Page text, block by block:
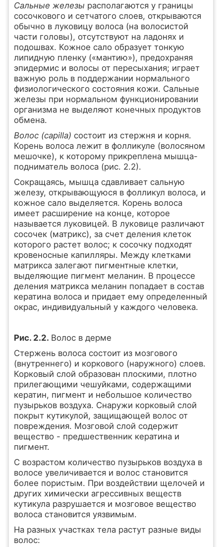
Сальные железы располагаются у границы
сосочкового и сетчатого слоев, открываются
обычно в луковицу волоса (на волосистой
части головы), отсутствуют на ладонях и
подошвах. Кожное сало образует тонкую
липидную пленку («мантию»), предохраняя
эпидермис и волосы от пересыхания; играет
важную роль в поддержании нормального
физиологического состояния кожи. Сальные
железы при нормальном функционировании
организма не выделяют конечных продуктов
обмена.
Волос (capilla) состоит из стержня и корня.
Корень волоса лежит в фолликуле (волосяном
мешочке), к которому прикреплена мышца-
подниматель волоса (рис. 2.2).
Сокращаясь, мышца сдавливает сальную
железу, открывающуюся в фолликул волоса, и
кожное сало выделяется. Корень волоса
имеет расширение на конце, которое
называется луковицей. В луковице различают
сосочек (матрикс), за счет деления клеток
которого растет волос; к сосочку подходят
кровеносные капилляры. Между клетками
матрикса залегают пигментные клетки,
выделяющие пигмент меланин. В процессе
деления матрикса меланин попадает в состав
кератина волоса и придает ему определенный
окрас, индивидуальный у каждого человека.
Рис. 2.2. Волос в дерме
Стержень волоса состоит из мозгового
(внутреннего) и коркового (наружного) слоев.
Корковый слой образован плоскими, плотно
прилегающими чешуйками, содержащими
кератин, пигмент и небольшое количество
пузырьков воздуха. Снаружи корковый слой
покрыт кутикулой, защищающей волос от
повреждения. Мозговой слой содержит
вещество - предшественник кератина и
пигмент.
С возрастом количество пузырьков воздуха в
волосе увеличивается и волос становится
более пористым. При воздействии щелочей и
других химически агрессивных веществ
кутикула разрушается и мозговое вещество
волоса становится уязвимым.
На разных участках тела растут разные виды
волос: